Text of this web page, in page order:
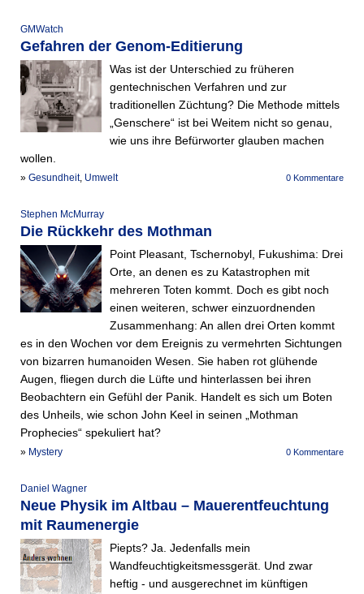
GMWatch
Gefahren der Genom-Editierung
Was ist der Unterschied zu früheren
gentechnischen Verfahren und zur
traditionellen Züchtung? Die Methode mittels
„Genschere“ ist bei Weitem nicht so genau,
wie uns ihre Befürworter glauben machen
wollen.
0 Kommentare
» Gesundheit, Umwelt
Stephen McMurray
Die Rückkehr des Mothman
Point Pleasant, Tschernobyl, Fukushima: Drei
Orte, an denen es zu Katastrophen mit
mehreren Toten kommt. Doch es gibt noch
einen weiteren, schwer einzuordnenden
Zusammenhang: An allen drei Orten kommt
es in den Wochen vor dem Ereignis zu vermehrten Sichtungen
von bizarren humanoiden Wesen. Sie haben rot glühende
Augen, fliegen durch die Lüfte und hinterlassen bei ihren
Beobachtern ein Gefühl der Panik. Handelt es sich um Boten
des Unheils, wie schon John Keel in seinen „Mothman
Prophecies“ spekuliert hat?
0 Kommentare
» Mystery
Daniel Wagner
Neue Physik im Altbau – Mauerentfeuchtung
mit Raumenergie
Piepts? Ja. Jedenfalls mein
Wandfeuchtigkeitsmessgerät. Und zwar
heftig - und ausgerechnet im künftigen